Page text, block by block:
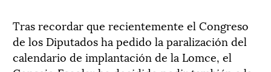
Tras recordar que recientemente el Congreso
de los Diputados ha pedido la paralización del
calendario de implantación de la Lomce, el